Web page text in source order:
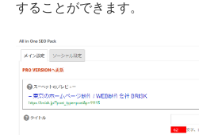
することができます。